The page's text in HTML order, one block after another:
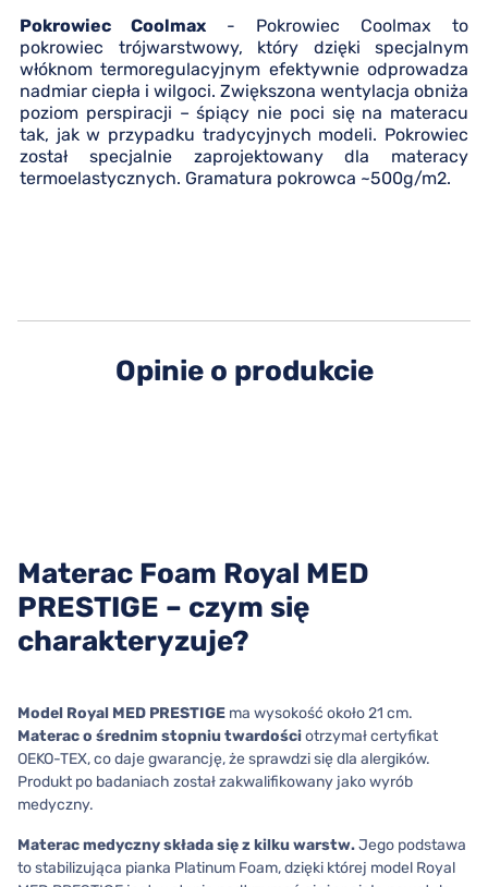
Pokrowiec Coolmax - Pokrowiec Coolmax to
pokrowiec trójwarstwowy, który dzięki specjalnym
włóknom termoregulacyjnym efektywnie odprowadza
nadmiar ciepła i wilgoci. Zwiększona wentylacja obniża
poziom perspiracji – śpiący nie poci się na materacu
tak, jak w przypadku tradycyjnych modeli. Pokrowiec
został specjalnie zaprojektowany dla materacy
termoelastycznych. Gramatura pokrowca ~500g/m2.
Opinie o produkcie
Materac Foam Royal MED
PRESTIGE – czym się
charakteryzuje?
Model Royal MED PRESTIGE ma wysokość około 21 cm.
Materac o średnim stopniu twardościotrzymał certyfikat
OEKO-TEX, co daje gwarancję, że sprawdzi się dla alergików.
Produkt po badaniach został zakwalifikowany jako wyrób
medyczny.
Materac medycznyskłada się z kilku warstw.Jego podstawa
to stabilizująca pianka Platinum Foam, dzięki której model Royal